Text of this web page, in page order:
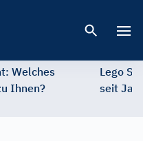
Welches
Ihnen?
Lego
seit